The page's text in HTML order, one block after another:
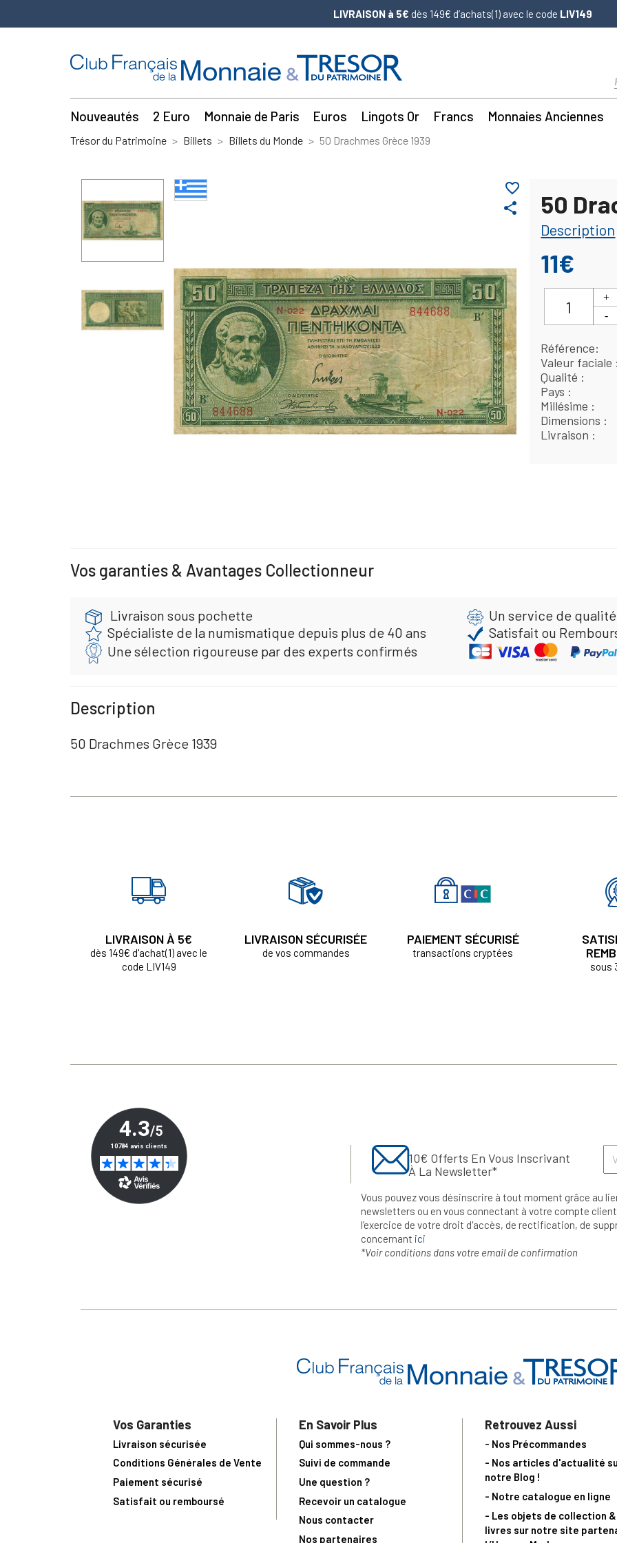
LIVRAISON à 5€ dès 149€ d’achats(1) avec le code LIV149
Nouveautés 2 Euro Monnaie de Paris Euros Lingots Or Francs Monnaies Anciennes
Trésor du Patrimoine Billets Billets du Monde 50 Drachmes Grèce 1939
share
favorite_border
50
Description
11€
Référence
Valeur faciale
Qualité
Pays
Millésime
Dimensions
Livraison
Vos garanties & Avantages Collectionneur
Livraison sous pochette
Un service de
Spécialiste de la numismatique depuis plus de 40 ans
Satisfait ou
Une sélection rigoureuse par des experts confirmés
Description
50 Drachmes Grèce 1939
LIVRAISON À 5€
dès 149€ d'achat(1) avec le
code LIV149
LIVRAISON SÉCURISÉE
de vos commandes
PAIEMENT SÉCURISÉ
transactions cryptées
sous
10€ Offerts En Vous Inscrivant
À La Newsletter*
Vous pouvez vous désinscrire à tout moment grâce au
newsletters ou en vous connectant à votre compte
l’exercice de votre droit d'accès, de rectification, de
concernant ici
*Voir conditions dans votre email de confirmation
Vos Garanties
Livraison sécurisée
Conditions Générales de Vente
Paiement sécurisé
Satisfait ou remboursé
En Savoir Plus
Qui sommes-nous ?
Suivi de commande
Une question ?
Recevoir un catalogue
Nous contacter
Nos partenaires
Retrouvez Aussi
- Nos Précommandes
- Nos articles d'actualité
notre Blog !
- Notre catalogue en ligne
- Les objets de collection
livres sur notre site